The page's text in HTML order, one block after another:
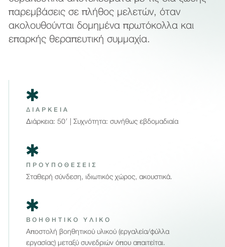
παρεμβάσεις σε πλήθος μελετών, όταν
ακολουθούνται δομημένα πρωτόκολλα και
επαρκής θεραπευτική συμμαχία.
ΔΙΑΡΚΕΙΑ
Διάρκεια: 50′ | Συχνότητα: συνήθως εβδομαδιαία
ΠΡΟΥΠΟΘΕΣΕΙΣ
Σταθερή σύνδεση, ιδιωτικός χώρος, ακουστικά.
ΒΟΗΘΗΤΙΚΟ ΥΛΙΚΟ
Αποστολή βοηθητικού υλικού (εργαλεία/φύλλα
εργασίας) μεταξύ συνεδριών όπου απαιτείται.